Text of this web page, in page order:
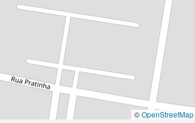
©OpenStreetMap